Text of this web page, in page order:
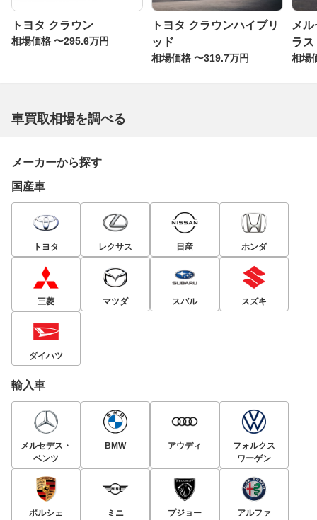
トヨタ クラウン
相場価格 〜295.6万円
トヨタ クラウンハイブリ
ッド
相場価格 〜319.7万円
メル
ラス
相場
車買取相場を調べる
メーカーから探す
国産車
トヨタ レクサス 日産 ホンダ
三菱 マツダ スバル スズキ
ダイハツ
輸入車
メルセデス・
ベンツ
BMW アウディ
フォルクス
ワーゲン
ポルシェ ミニ プジョー
アルファ